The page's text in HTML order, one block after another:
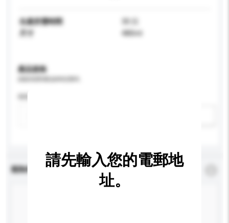
生產所需時間
30 日
480ml
產品規格
查詢內容 * 必須填寫
請先輸入您的電郵地
址。